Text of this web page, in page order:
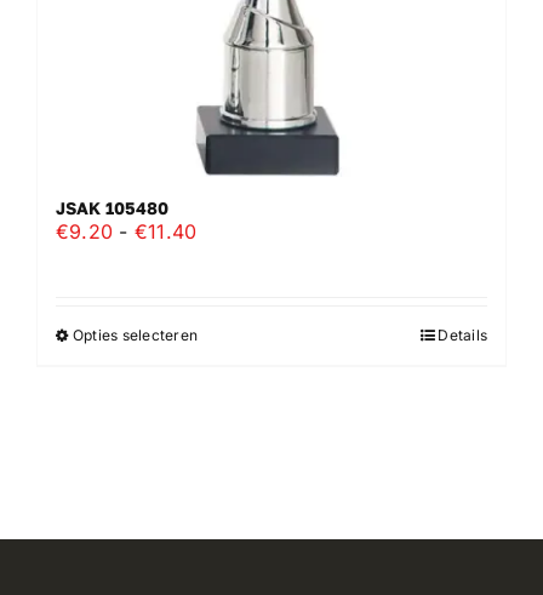
productpagina
JSAK 105480
€9.20 - €11.40Prijsklasse:
€11.40
Opties selecterenDit
optie
Details